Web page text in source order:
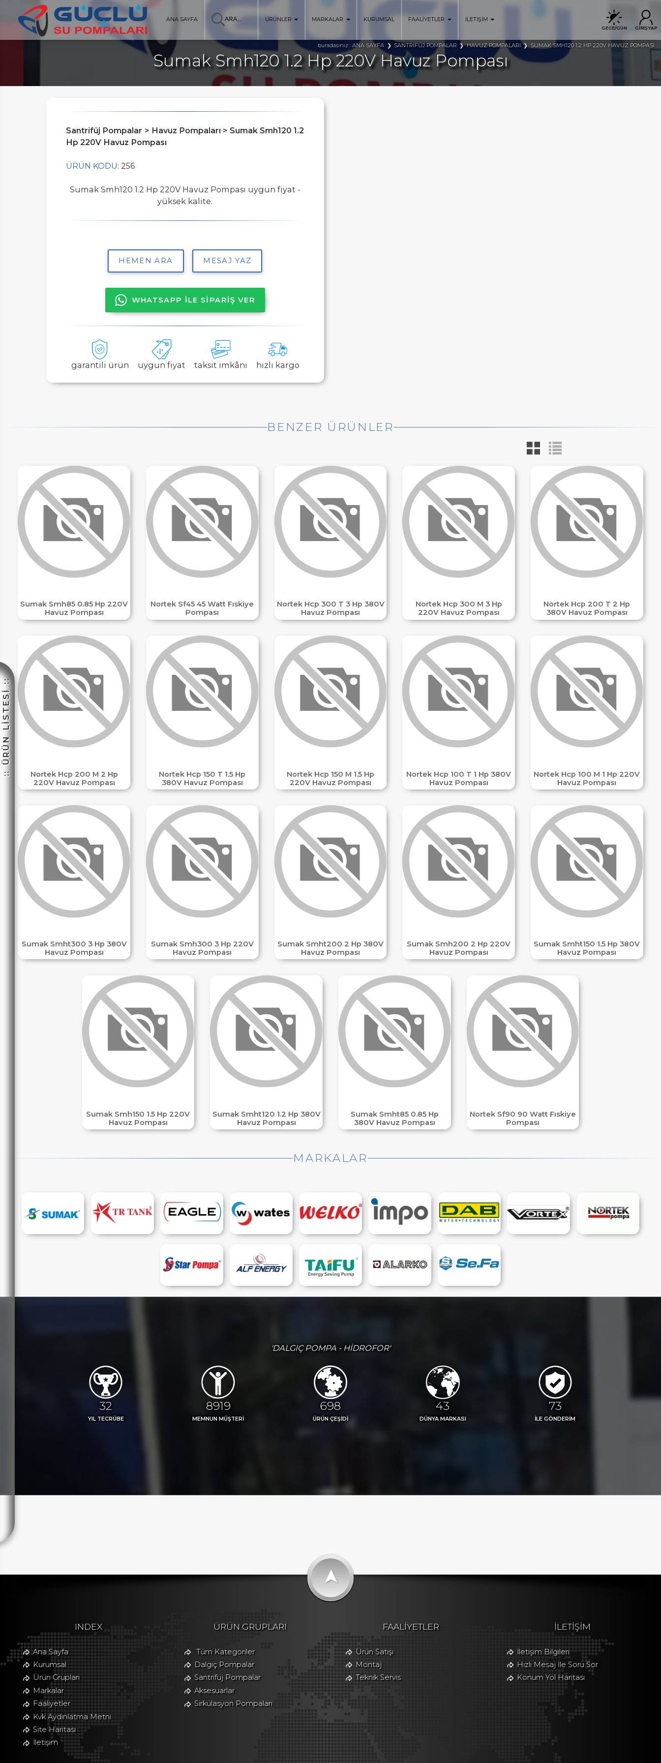
HEMENARA
☽
:: ÜRÜN LİSTESİ ::
GECE/GÜN GİRİŞ YAP
ANA SAYFA ÜRÜNLER MARKALAR KURUMSAL FAALİYETLER İLETİŞİM
buradasınız :ANA SAYFA SANTRİFÜJ POMPALAR HAVUZ POMPALARI SUMAK SMH120 1.2 HP 220V HAVUZ POMPASI
Sumak Smh120 1.2 Hp 220V Havuz Pompası
Santrifüj Pompalar > Havuz Pompaları > Sumak Smh120 1.2
Hp 220V Havuz Pompası
ÜRÜN KODU: 256
Sumak Smh120 1.2 Hp 220V Havuz Pompası uygun fiyat -
yüksek kalite.
HEMEN ARA MESAJ YAZ
WHATSAPP İLE SİPARİŞ VER
garantili ürün uygun fiyat taksit imkânı hızlı kargo
BENZER ÜRÜNLER
Sumak Smh85 0.85 Hp 220V
Havuz Pompası
Nortek Sf45 45 Watt Fıskiye
Pompası
Nortek Hcp 300 T 3 Hp 380V
Havuz Pompası
Nortek Hcp 300 M 3 Hp
220V Havuz Pompası
Nortek Hcp 200 T 2 Hp
380V Havuz Pompası
Nortek Hcp 200 M 2 Hp
220V Havuz Pompası
Nortek Hcp 150 T 1.5 Hp
380V Havuz Pompası
Nortek Hcp 150 M 1.5 Hp
220V Havuz Pompası
Nortek Hcp 100 T 1 Hp 380V
Havuz Pompası
Nortek Hcp 100 M 1 Hp 220V
Havuz Pompası
Sumak Smht300 3 Hp 380V
Havuz Pompası
Sumak Smh300 3 Hp 220V
Havuz Pompası
Sumak Smht200 2 Hp 380V
Havuz Pompası
Sumak Smh200 2 Hp 220V
Havuz Pompası
Sumak Smht150 1.5 Hp 380V
Havuz Pompası
Sumak Smh150 1.5 Hp 220V
Havuz Pompası
Sumak Smht120 1.2 Hp 380V
Havuz Pompası
Sumak Smht85 0.85 Hp
380V Havuz Pompası
Nortek Sf90 90 Watt Fıskiye
Pompası
MARKALAR
'DALGIÇ POMPA - HİDROFOR'
36
YIL TECRÜBE
9877
MEMNUN MÜŞTERİ
773
ÜRÜN ÇEŞİDİ
48
DÜNYA MARKASI
81
İLE GÖNDERİM
➤
INDEX
Ana Sayfa
Kurumsal
Ürün Grupları
Markalar
Faaliyetler
Kvk Aydınlatma Metni
Site Haritası
İletişim
ÜRÜN GRUPLARI
Tüm Kategoriler
Dalgıç Pompalar
Santrifüj Pompalar
Aksesuarlar
Sirkülasyon Pompaları
FAALİYETLER
Ürün Satışı
Montaj
Teknik Servis
İLETİŞİM
İletişim Bilgileri
Hızlı Mesaj İle Soru Sor
Konum Yol Haritası